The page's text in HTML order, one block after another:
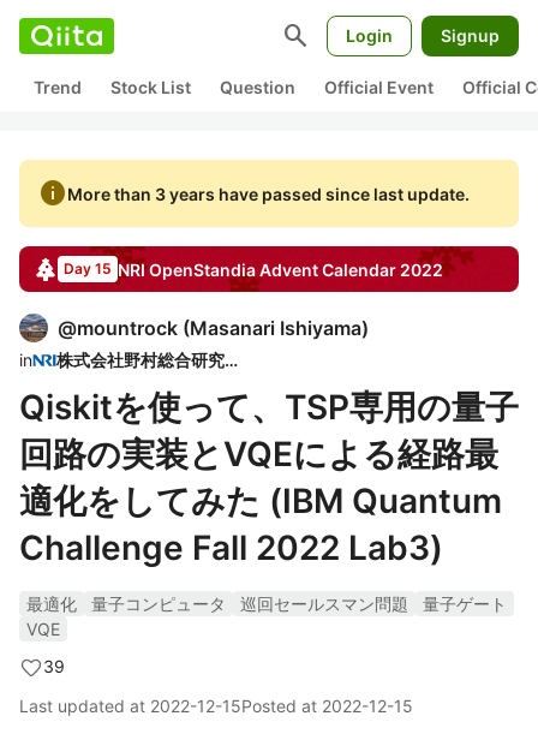
search Login Signup
Trend Stock List Question Official Event Official
infoMore than 3 years have passed since last update.
Day 15 NRI OpenStandiaAdvent Calendar 2022
@mountrock (Masanari Ishiyama)
in 株式会社野村総合研究所
Qiskitを使って、TSP専用の量子
回路の実装とVQEによる経路最
適化をしてみた (IBM Quantum
Challenge Fall 2022 Lab3)
最適化 量子コンピュータ 巡回セールスマン問題
量子ゲート
VQE
39
Last updated at 2022-12-15Posted at 2022-12-15